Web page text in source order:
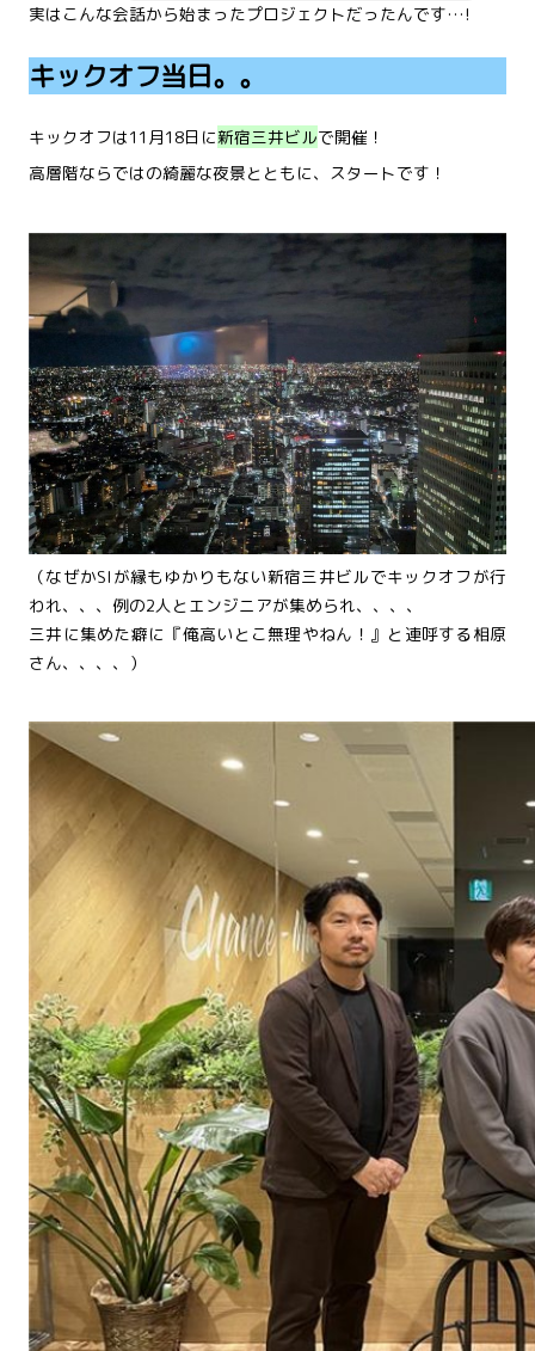
実はこんな会話から始まったプロジェクトだったんです…!
キックオフ当日。。
キックオフは11月18日に新宿三井ビルで開催！
高層階ならではの綺麗な夜景とともに、スタートです！
（なぜかSIが縁もゆかりもない新宿三井ビルでキックオフが行
われ、、、例の2人とエンジニアが集められ、、、、
三井に集めた癖に『俺高いとこ無理やねん！』と連呼する相原
さん、、、、）